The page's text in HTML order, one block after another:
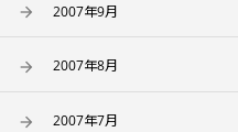
2007年9月
2007年8月
2007年7月